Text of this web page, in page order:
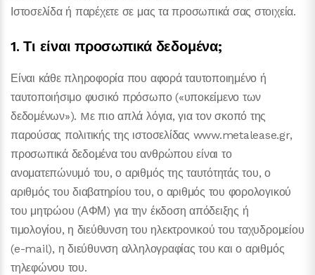
Ιστοσελίδα ή παρέχετε σε μας τα προσωπικά σας στοιχεία.
1. Τι είναι προσωπικά δεδομένα;
Είναι κάθε πληροφορία που αφορά ταυτοποιημένο ή
ταυτοποιήσιμο φυσικό πρόσωπο («υποκείμενο των
δεδομένων»). Mε πιο απλά λόγια, για τον σκοπό της
παρούσας πολιτικής της ιστοσελίδας www.metalease.gr,
προσωπικά δεδομένα του ανθρώπου είναι το
ανοματεπώνυμό του, ο αριθμός της ταυτότητάς του, ο
αριθμός του διαβατηρίου του, ο αριθμός του φορολογικού
του μητρώου (ΑΦΜ) για την έκδοση απόδειξης ή
τιμολογίου, η διεύθυνση του ηλεκτρονικού του ταχυδρομείου
(e-mail), η διεύθυνση αλληλογραφίας του και ο αριθμός
τηλεφώνου του.